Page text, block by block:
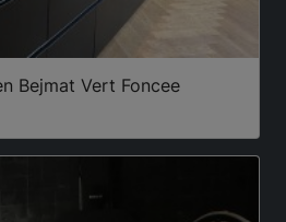
Bejmat Vert Foncee